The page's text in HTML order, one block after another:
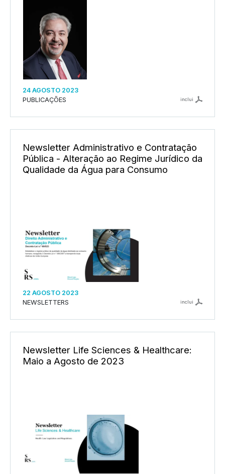
24 AGOSTO 2023
PUBLICAÇÕES
inclui
Newsletter Administrativo e Contratação
Pública - Alteração ao Regime Jurídico da
Qualidade da Água para Consumo
22 AGOSTO 2023
NEWSLETTERS
inclui
Newsletter Life Sciences & Healthcare:
Maio a Agosto de 2023